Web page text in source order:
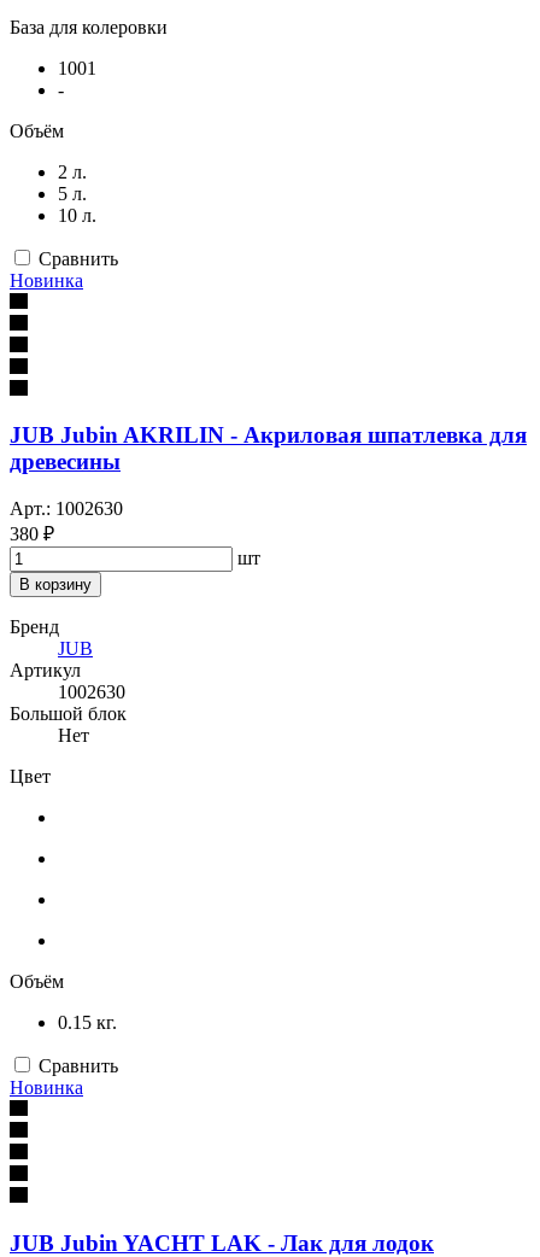
База для колеровки
1001
-
Объём
2 л.
5 л.
10 л.
Сравнить
Новинка
JUB Jubin AKRILIN - Акриловая шпатлевка для
древесины
Арт.: 1002630
380 ₽
шт
В корзину
Бренд
JUB
Артикул
1002630
Большой блок
Нет
Цвет
Объём
0.15 кг.
Сравнить
Новинка
JUB Jubin YACHT LAK - Лак для лодок